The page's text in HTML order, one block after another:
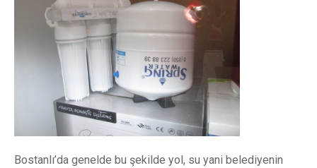
Bostanlı’da genelde bu şekilde yol, su yani belediyenin